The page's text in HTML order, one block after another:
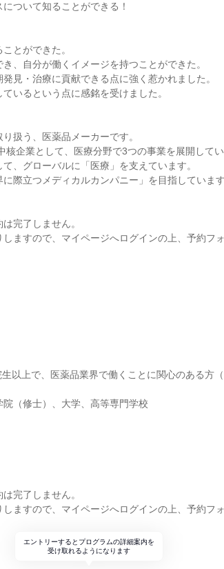
ついて知ることができる！
とができた。
、自分が働くイメージを持つことができた。
見・治療に貢献できる点に強く惹かれました。
いるという点に感銘を受けました。
扱う、医薬品メーカーです。
企業として、医療分野で3つの事業を展開してい
、グローバルに「医療」を支えています。
際立つメディカルカンパニー」を目指しています
完了しません。
ますので、マイページへログインの上、予約フ
以上で、医薬品業界で働くことに関心のある方（
（修士）、大学、高等専門学校
完了しません。
ますので、マイページへログインの上、予約フ
エントリーするとプログラムの詳細案内を
受け取れるようになります